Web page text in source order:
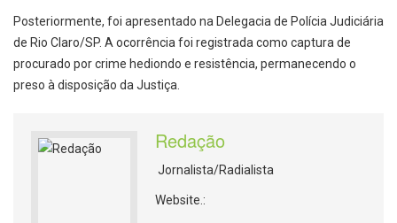
Posteriormente, foi apresentado na Delegacia de Polícia Judiciária
de Rio Claro/SP. A ocorrência foi registrada como captura de
procurado por crime hediondo e resistência, permanecendo o
preso à disposição da Justiça.
Redação
Jornalista/Radialista
Website.: